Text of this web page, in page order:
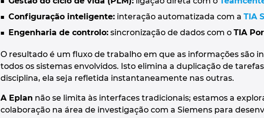
Configuração inteligente: interação automatizada com a TIA
Engenharia de controlo: sincronização de dados com o TIA
O resultado é um fluxo de trabalho em que as informações
todos os sistemas envolvidos. Isto elimina a duplicação de
disciplina, ela seja refletida instantaneamente nas outras.
A Eplan não se limita às interfaces tradicionais; estamos a
colaboração na área de investigação com a Siemens para